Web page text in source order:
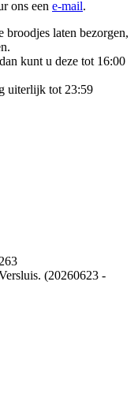
ons een e-mail.
broodjes laten bezorgen,
kunt u deze tot 16:00
uiterlijk tot 23:59
(20260623 -